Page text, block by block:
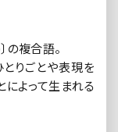
の複合語。
りごとや表現を
によって生まれる